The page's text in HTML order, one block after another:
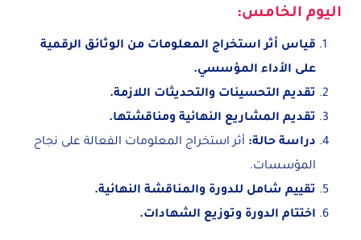
اليوم الخامس:
قياس أثر استخراج المعلومات من الوثائق الرقمية
على الأداء المؤسسي.
تقديم التحسينات والتحديثات اللازمة.
تقديم المشاريع النهائية ومناقشتها.
دراسة حالة: أثر استخراج المعلومات الفعالة على نجاح
المؤسسات.
تقييم شامل للدورة والمناقشة النهائية.
اختتام الدورة وتوزيع الشهادات.